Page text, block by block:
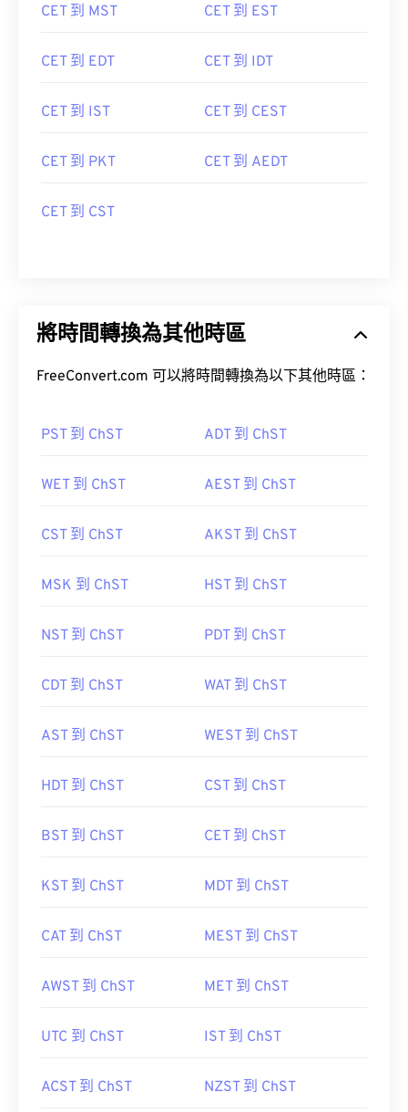
CET 到 MST CET 到 EST
CET 到 EDT CET 到 IDT
CET 到 IST CET 到 CEST
CET 到 PKT CET 到 AEDT
CET 到 CST
將時間轉換為其他時區
FreeConvert.com 可以將時間轉換為以下其他時區：
PST 到 ChST ADT 到 ChST
WET 到 ChST AEST 到 ChST
CST 到 ChST AKST 到 ChST
MSK 到 ChST HST 到 ChST
NST 到 ChST PDT 到 ChST
CDT 到 ChST WAT 到 ChST
AST 到 ChST WEST 到 ChST
HDT 到 ChST CST 到 ChST
BST 到 ChST CET 到 ChST
KST 到 ChST MDT 到 ChST
CAT 到 ChST MEST 到 ChST
AWST 到 ChST MET 到 ChST
UTC 到 ChST IST 到 ChST
ACST 到 ChST NZST 到 ChST